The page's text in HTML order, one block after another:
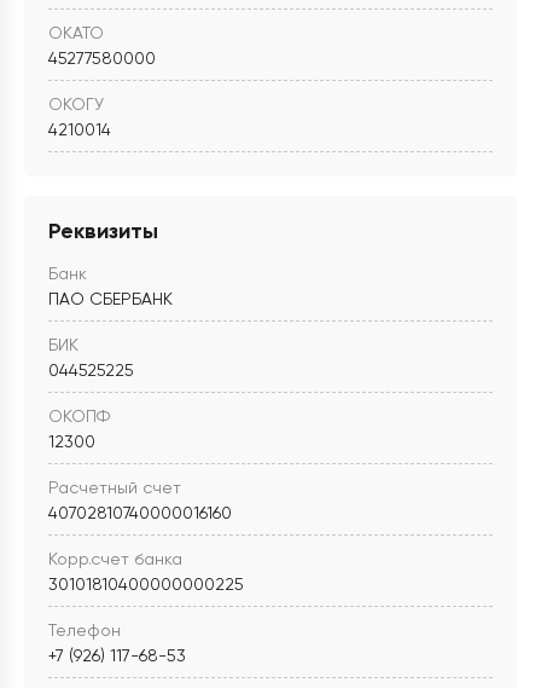
ОКАТО
45277580000
ОКОГУ
4210014
Реквизиты
Банк
ПАО СБЕРБАНК
БИК
044525225
ОКОПФ
12300
Расчетный счет
40702810740000016160
Корр.счет банка
30101810400000000225
Телефон
+7 (926) 117-68-53